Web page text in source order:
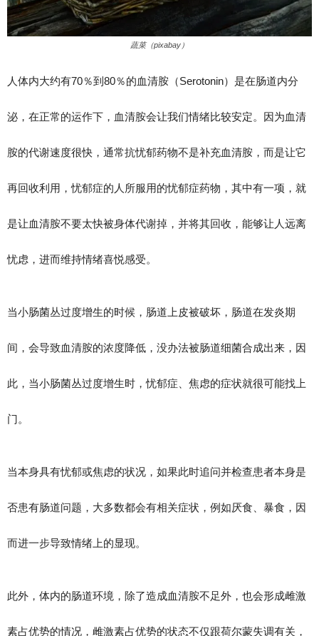
蔬菜（pixabay）
人体内大约有70％到80％的血清胺（Serotonin）是在肠道内分
泌，在正常的运作下，血清胺会让我们情绪比较安定。因为血清
胺的代谢速度很快，通常抗忧郁药物不是补充血清胺，而是让它
再回收利用，忧郁症的人所服用的忧郁症药物，其中有一项，就
是让血清胺不要太快被身体代谢掉，并将其回收，能够让人远离
忧虑，进而维持情绪喜悦感受。
当小肠菌丛过度增生的时候，肠道上皮被破坏，肠道在发炎期
间，会导致血清胺的浓度降低，没办法被肠道细菌合成出来，因
此，当小肠菌丛过度增生时，忧郁症、焦虑的症状就很可能找上
门。
当本身具有忧郁或焦虑的状况，如果此时追问并检查患者本身是
否患有肠道问题，大多数都会有相关症状，例如厌食、暴食，因
而进一步导致情绪上的显现。
此外，体内的肠道环境，除了造成血清胺不足外，也会形成雌激
素占优势的情况，雌激素占优势的状态不仅跟荷尔蒙失调有关，